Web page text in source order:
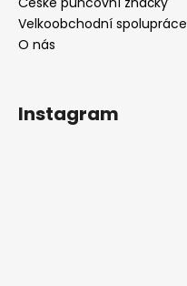
Velkoobchodní spolupráce
O nás
Instagram